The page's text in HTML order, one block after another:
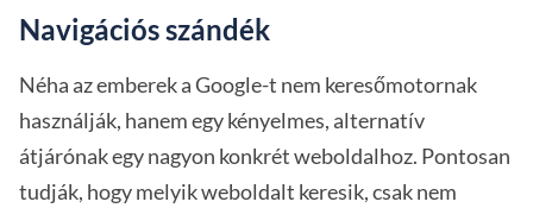
Navigációs szándék
Néha az emberek a Google-t nem keresőmotornak
használják, hanem egy kényelmes, alternatív
átjárónak egy nagyon konkrét weboldalhoz. Pontosan
tudják, hogy melyik weboldalt keresik, csak nem